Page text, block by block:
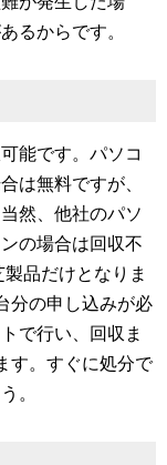
るからです。
能です。パソコ
は無料ですが、
然、他社のパソ
の場合は回収不
品だけとなりま
分の申し込みが必
で行い、回収ま
す。すぐに処分で
。